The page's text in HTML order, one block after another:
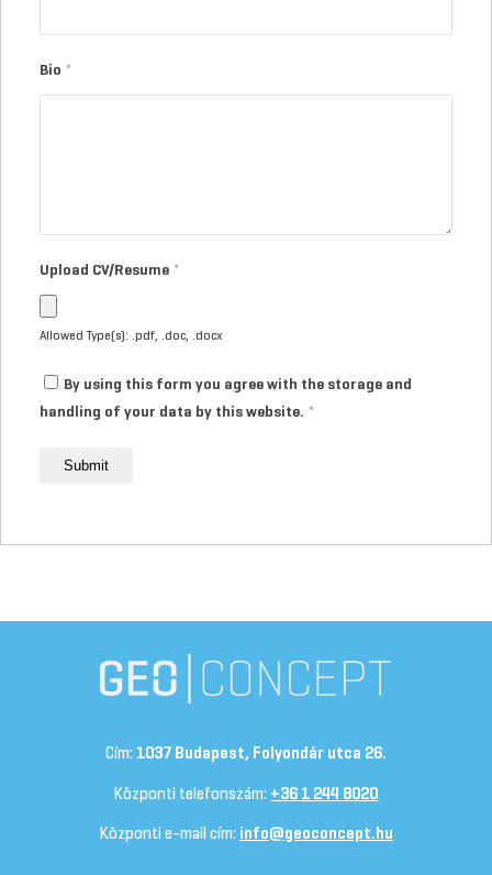
Bio *
Upload CV/Resume *
Allowed Type(s): .pdf, .doc, .docx
By using this form you agree with the storage and
handling of your data by this website. *
Cím: 1037 Budapest, Folyondár utca 26.
Központi telefonszám: +36 1 244 8020
Központi e-mail cím: info@geoconcept.hu